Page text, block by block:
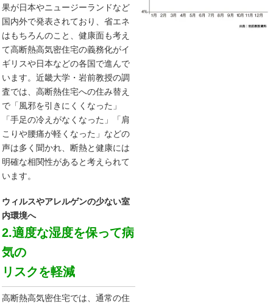
果が日本やニュージーランドなど
国内外で発表されており、省エネ
はもちろんのこと、健康面も考え
て高断熱高気密住宅の義務化がイ
ギリスや日本などの各国で進んで
います。近畿大学・岩前教授の調
査では、高断熱住宅への住み替え
で「風邪を引きにくくなった」
「手足の冷えがなくなった」「肩
こりや腰痛が軽くなった」などの
声は多く聞かれ、断熱と健康には
明確な相関性があると考えられて
います。
ウィルスやアレルゲンの少ない室
内環境へ
2.適度な湿度を保って病
気の
リスクを軽減
高断熱高気密住宅では、通常の住